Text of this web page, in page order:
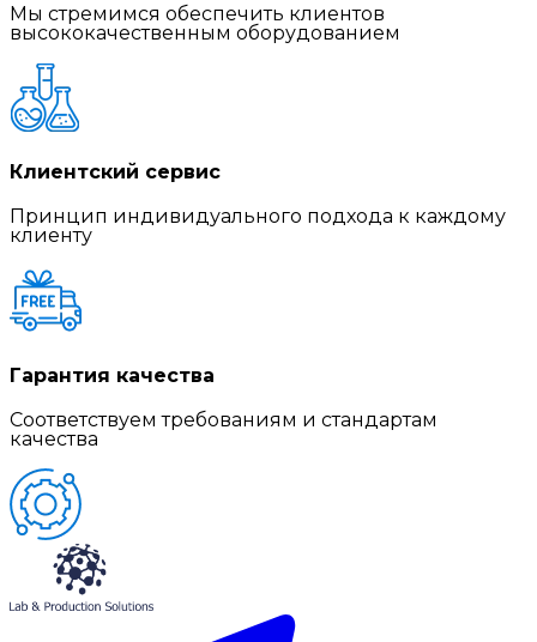
Мы стремимся обеспечить клиентов
высококачественным оборудованием
Клиентский сервис
Принцип индивидуального подхода к каждому
клиенту
Гарантия качества
Соответствуем требованиям и стандартам
качества